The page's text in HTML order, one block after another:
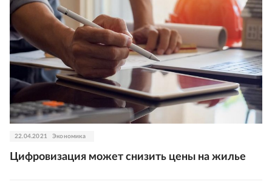
22.04.2021 Экономика
Цифровизация может снизить цены на жилье